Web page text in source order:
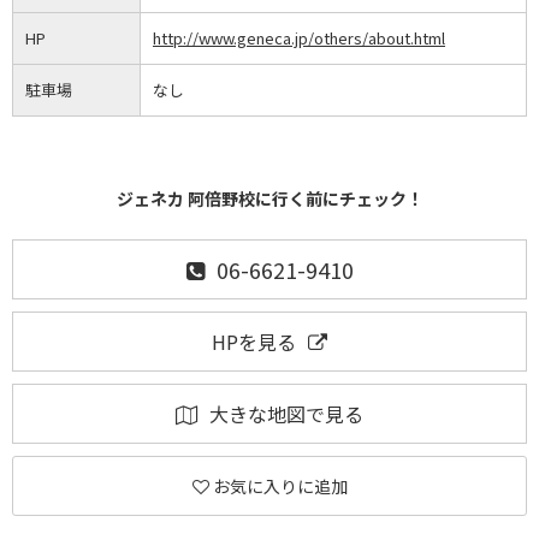
HP http://www.geneca.jp/others/about.html
駐車場 なし
ジェネカ 阿倍野校に行く前にチェック！
06-6621-9410
HPを見る
大きな地図で見る
お気に入りに追加